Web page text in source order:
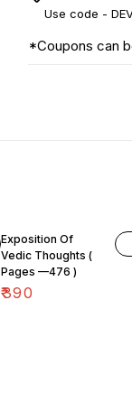
Use code -
*Coupons can
Exposition Of
Vedic Thoughts (
Pages —476 )
₹390